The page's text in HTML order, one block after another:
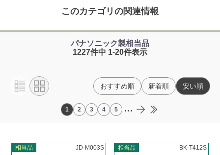
このカテゴリの関連情報
パナソニック製相当品
1227件中 1-20件表示
1 2 3 4 5 ...
おすすめ順 新着順 安い順
相当品 JD-M003S 相当品 BK-T412S